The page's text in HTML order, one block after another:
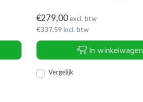
€279,00excl. btw
€337,59 incl. btw
In winkelwagen
Vergelijk